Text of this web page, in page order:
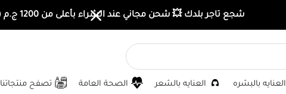
شجع تاجر بلدك 💥 شحن مجاني عند الشراء بأعلى من 1200 ج.م (اعرف المزيد)
العنايه بالبشره العنايه بالشعر الصحة العامة تصفح منتجاتنا